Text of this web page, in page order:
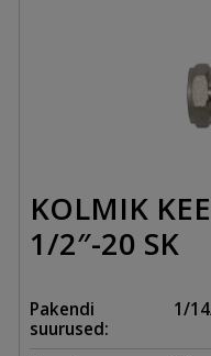
KOLMIK
1/2″-20 SK
Pakendi
suurused:
1/